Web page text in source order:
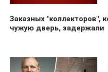
Заказных "коллекторов",
чужую дверь, задержали